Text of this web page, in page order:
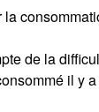
la
de la
il y